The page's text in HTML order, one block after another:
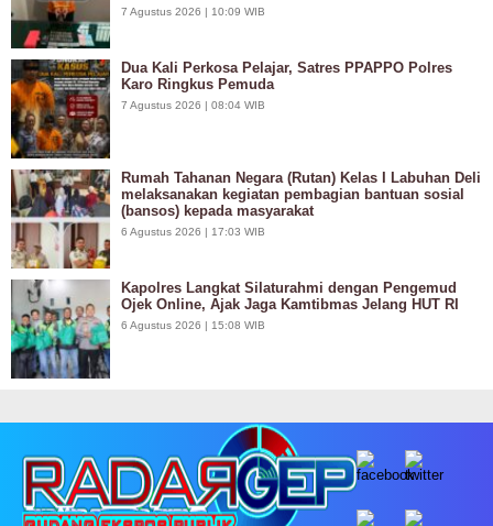
7 Agustus 2026 | 10:09 WIB
Dua Kali Perkosa Pelajar, Satres PPAPPO Polres
Karo Ringkus Pemuda
7 Agustus 2026 | 08:04 WIB
Rumah Tahanan Negara (Rutan) Kelas I Labuhan Deli
melaksanakan kegiatan pembagian bantuan sosial
(bansos) kepada masyarakat
6 Agustus 2026 | 17:03 WIB
Kapolres Langkat Silaturahmi dengan Pengemud
Ojek Online, Ajak Jaga Kamtibmas Jelang HUT RI
6 Agustus 2026 | 15:08 WIB